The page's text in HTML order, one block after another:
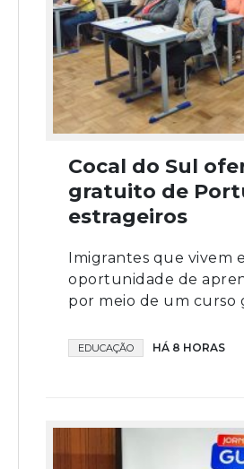
Cocal do Sul
gratuito de
estrageiros
Imigrantes que vivem
oportunidade de
por meio de um curso
EDUCAÇÃO HÁ 8 HORAS